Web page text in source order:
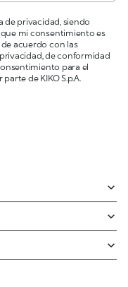
de privacidad, siendo
mi consentimiento es
acuerdo con las
de conformidad
para el
de KIKO S.p.A.